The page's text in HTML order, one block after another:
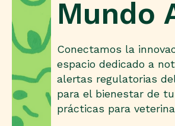
Mundo
Conectamos la
espacio dedicado a
alertas regulatorias
para el bienestar de
prácticas para